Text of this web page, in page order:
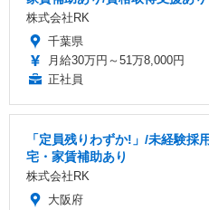
株式会社RK
千葉県
月給30万円～51万8,000円
正社員
「定員残りわずか!」/未経験採
宅・家賃補助あり
株式会社RK
大阪府